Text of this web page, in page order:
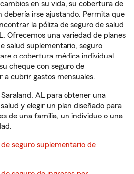
en su vida, su cobertura de
debería irse ajustando. Permita que
la póliza de seguro de salud
Ofrecemos una variedad de planes
salud suplementario, seguro
o cobertura médica individual.
cheque con seguro de
a cubrir gastos mensuales.
AL para obtener una
y elegir un plan diseñado para
de una familia, un individuo o una
seguro suplementario de